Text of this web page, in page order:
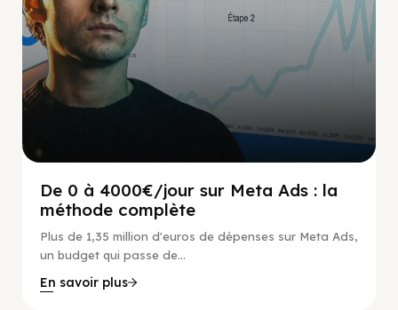
De 0 à 4000€/jour sur Meta Ads : la
méthode complète
Plus de 1,35 million d'euros de dépenses sur Meta Ads,
un budget qui passe de...
En savoir plus